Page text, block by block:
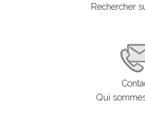
Rechercher
Qui